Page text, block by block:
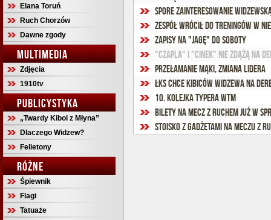
Elana Toruń
Ruch Chorzów
Dawne zgody
MULTIMEDIA
Zdjęcia
1910tv
PUBLICYSTYKA
„Twardy Kibol z Młyna”
Dlaczego Widzew?
Felietony
RÓŻNE
Śpiewnik
Flagi
Tatuaże
Spore zainteresowanie
Zespół wrócił do treningów w
Zapisy na "Jagę" do soboty
"Czapla" i "Cinek" nie zdążą na
Przełamanie Mąki, zmiana lidera
ŁKS chce kibiców Widzewa na
10. kolejka Typera WTM
Bilety na mecz z Ruchem już w
Stoisko z gadżetami na meczu z